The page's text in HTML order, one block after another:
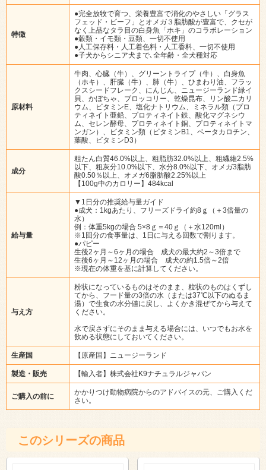
特徴
●完全放牧で育つ、栄養豊富で消化のやさしい「グラス
フェッド・ビーフ」とオメガ３脂肪酸が豊富で、クセが
なく上品なタラ目の白身魚「ホキ」のコラボレーション
●穀類・イモ類・豆類、一切不使用
●人工保存料・人工着色料・人工香料、一切不使用
●子犬からシニア犬まで､全年齢・全犬種対応
原材料
牛肉、心臓（牛）、グリーントライプ（牛）、白身魚
（ホキ）、肝臓（牛）、肺（牛）、ひまわり油、フラッ
クスシードフレーク、にんじん、ニュージーランド緑イ
貝、かぼちゃ、ブロッコリー、乾燥昆布、リン酸二カリ
ウム、ビタミンE、塩化ナトリウム、ミネラル類（プロ
ティネイト亜鉛、プロティネイト鉄、酸化マグネシウ
ム、セレン酵母、プロティネイト銅、プロティネイトマ
ンガン）、ビタミン類（ビタミンB1、ベータカロチン、
葉酸、ビタミンD3）
成分
粗たん白質46.0%以上、粗脂肪32.0%以上、粗繊維2.5%
以下、粗灰分10.0%以下、水分8.0%以下、オメガ3脂肪
酸0.50％以上、オメガ6脂肪酸2.25%以上
【100g中のカロリー】484kcal
給与量
▼1日分の推奨給与量ガイド
●成犬：1kgあたり、フリーズドライ約8ｇ（＋3倍量の
水）
例：体重5kgの場合 5×8ｇ＝40ｇ（＋水120ml）
※1回分の食事量は、1日に与える回数で割ります。
●パピー
生後2ヶ月～6ヶ月の場合 成犬の最大約2～3倍まで
生後6ヶ月～12ヶ月の場合 成犬の約1.5倍～2倍
※現在の体重を基に計算してください。
与え方
粉状になっているものはそのまま、粒状のものはくずし
てから、フード量の3倍の水（または37℃以下のぬるま
湯）で生食の水分値に戻し、よくかき混ぜてから与えて
ください。
水で戻さずにそのまま与える場合には、いつでもお水を
飲める状態にしておいてください。
生産国 【原産国】ニュージーランド
製造・販売 【輸入者】株式会社K9ナチュラルジャパン
ご購入の前に
かかりつけ動物病院からのアドバイスの元、ご購入くだ
さい。
このシリーズの商品